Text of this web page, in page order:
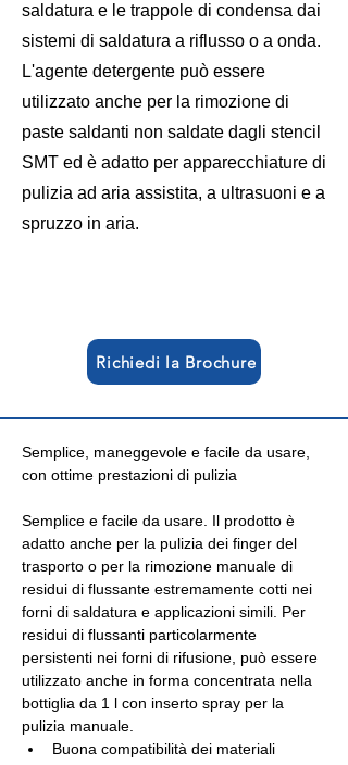
saldatura e le trappole di condensa dai
sistemi di saldatura a riflusso o a onda.
L'agente detergente può essere
utilizzato anche per la rimozione di
paste saldanti non saldate dagli stencil
SMT ed è adatto per apparecchiature di
pulizia ad aria assistita, a ultrasuoni e a
spruzzo in aria.
Richiedi la Brochure
Semplice, maneggevole e facile da usare,
con ottime prestazioni di pulizia
Semplice e facile da usare. Il prodotto è
adatto anche per la pulizia dei finger del
trasporto o per la rimozione manuale di
residui di flussante estremamente cotti nei
forni di saldatura e applicazioni simili. Per
residui di flussanti particolarmente
persistenti nei forni di rifusione, può essere
utilizzato anche in forma concentrata nella
bottiglia da 1 l con inserto spray per la
pulizia manuale.
Buona compatibilità dei materiali